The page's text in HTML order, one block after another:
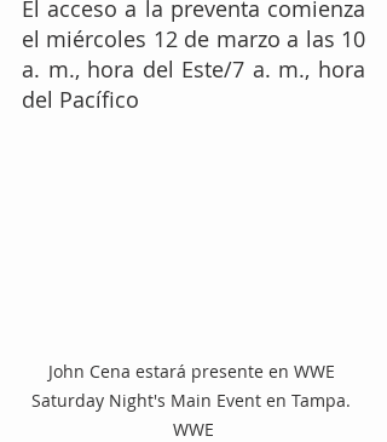
El acceso a la preventa comienza
el miércoles 12 de marzo a las 10
a. m., hora del Este/7 a. m., hora
del Pacífico
John Cena estará presente en WWE
Saturday Night's Main Event en Tampa.
WWE